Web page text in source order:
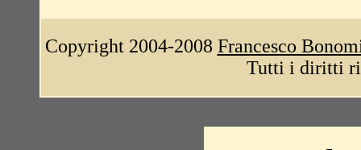
Copyright 2004-2008 Francesco
Tutti i diritti